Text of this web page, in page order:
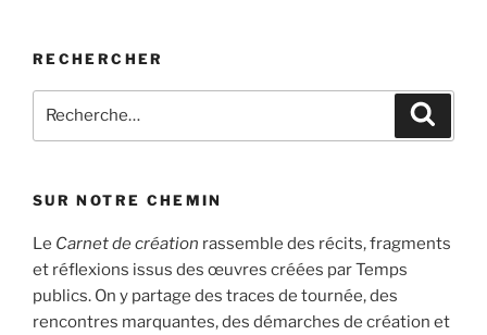
RECHERCHER
pour
SUR NOTRE CHEMIN
Le Carnet de création rassemble des récits, fragments
et réflexions issus des œuvres créées par Temps
publics. On y partage des traces de tournée, des
rencontres marquantes, des démarches de création et